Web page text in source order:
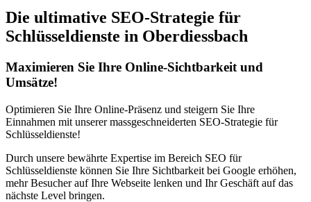
Die ultimative SEO-Strategie für
Schlüsseldienste in Oberdiessbach
Maximieren Sie Ihre Online-Sichtbarkeit und
Umsätze!
Optimieren Sie Ihre Online-Präsenz und steigern Sie Ihre
Einnahmen mit unserer massgeschneiderten SEO-Strategie für
Schlüsseldienste!
Durch unsere bewährte Expertise im Bereich SEO für
Schlüsseldienste können Sie Ihre Sichtbarkeit bei Google erhöhen,
mehr Besucher auf Ihre Webseite lenken und Ihr Geschäft auf das
nächste Level bringen.